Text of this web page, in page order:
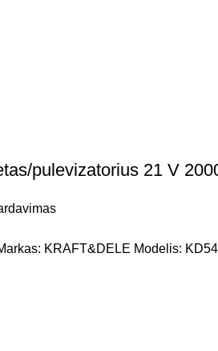
pulevizatorius 21 V
KRAFT&DELE Modelis: